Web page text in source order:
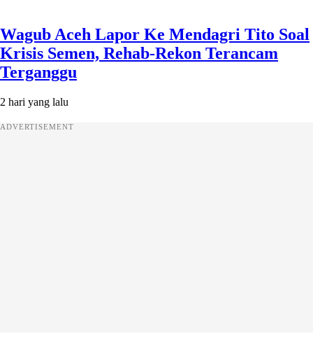
Wagub Aceh Lapor Ke Mendagri Tito Soal
Krisis Semen, Rehab-Rekon Terancam
Terganggu
2 hari yang lalu
ADVERTISEMENT